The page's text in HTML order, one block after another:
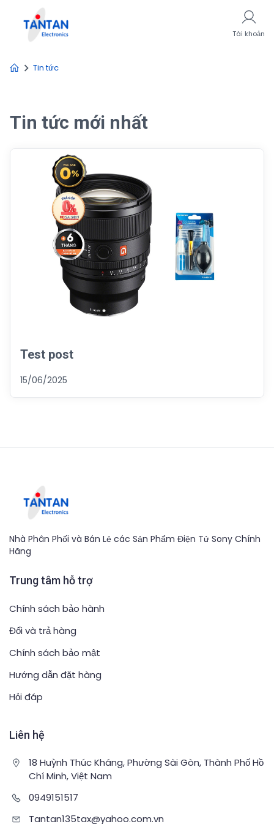
Tài khoản
Tin tức
Tin tức mới nhất
Test post
15/06/2025
Nhà Phân Phối và Bán Lẻ các Sản Phẩm Điện Tử Sony Chính
Hãng
Trung tâm hỗ trợ
Chính sách bảo hành
Đổi và trả hàng
Chính sách bảo mật
Hướng dẫn đặt hàng
Hỏi đáp
Liên hệ
18 Huỳnh Thúc Kháng, Phường Sài Gòn, Thành Phố Hồ
Chí Minh, Việt Nam
0949151517
Tantan135tax@yahoo.com.vn